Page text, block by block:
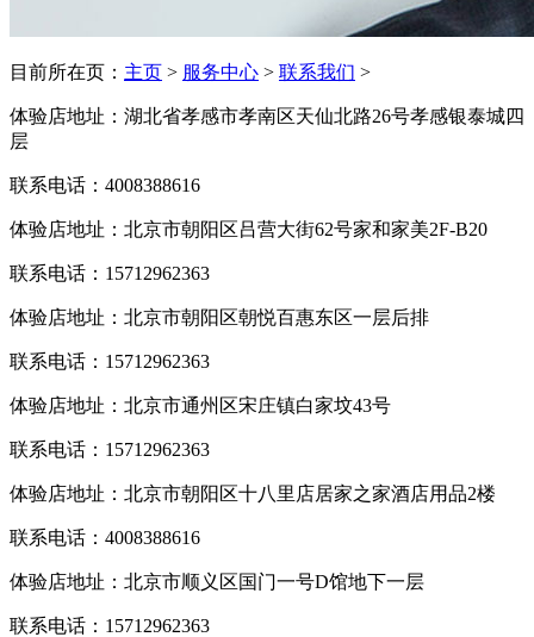
目前所在页： 主页 > 服务中心 > 联系我们 >
体验店地址：湖北省孝感市孝南区天仙北路26号孝感银泰城四
层
联系电话：4008388616
体验店地址：北京市朝阳区吕营大街62号家和家美2F-B20
联系电话：15712962363
体验店地址：北京市朝阳区朝悦百惠东区一层后排
联系电话：15712962363
体验店地址：北京市通州区宋庄镇白家坟43号
联系电话：15712962363
体验店地址：北京市朝阳区十八里店居家之家酒店用品2楼
联系电话：4008388616
体验店地址：北京市顺义区国门一号D馆地下一层
联系电话：15712962363